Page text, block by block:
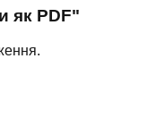
як PDF"